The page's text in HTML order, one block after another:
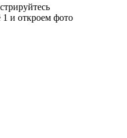
и откроем фото